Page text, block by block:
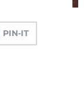
PIN-IT